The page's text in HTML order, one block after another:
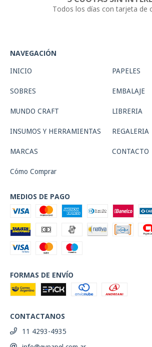
Todos los días con tarjeta de
NAVEGACIÓN
INICIO PAPELES
SOBRES EMBALAJE
MUNDO CRAFT LIBRERIA
INSUMOS Y HERRAMIENTAS REGALERIA
MARCAS CONTACTO
Cómo Comprar
MEDIOS DE PAGO
FORMAS DE ENVÍO
CONTACTANOS
11 4293-4935